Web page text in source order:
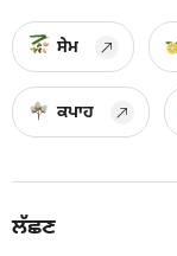
ਸੇਮ
ਕਪਾਹ
ਲੱਛਣ